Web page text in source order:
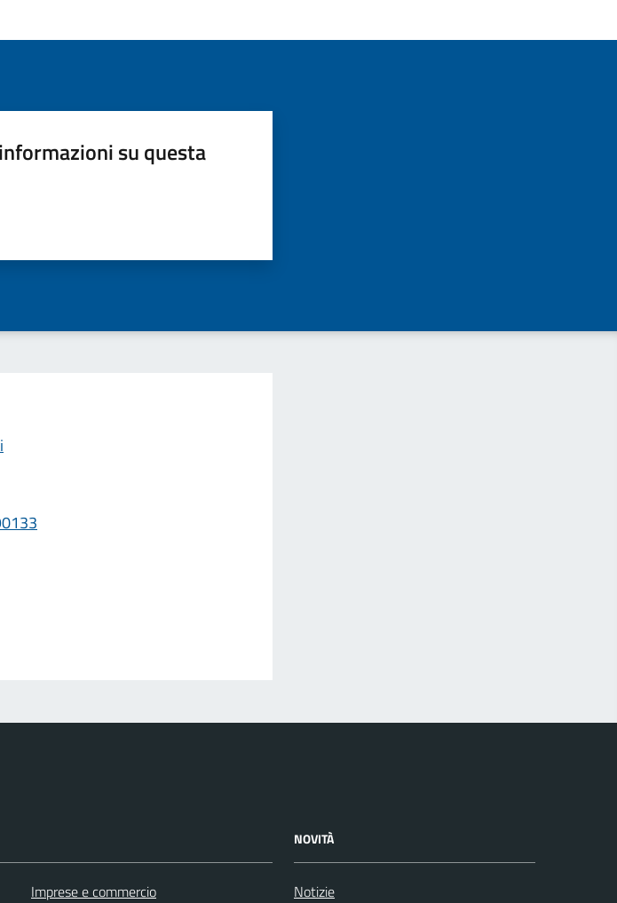
su questa
Imprese e commercio
NOVITÀ
Notizie